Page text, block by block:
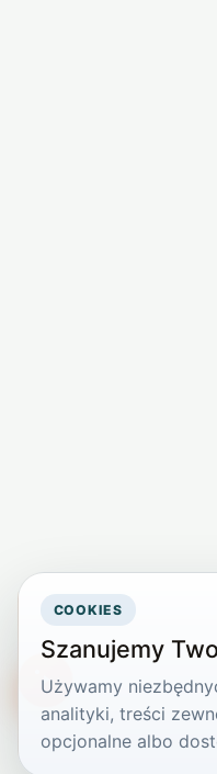
COOKIES
Szanujemy
Używamy
analityki, treści
opcjonalne albo
TikTokowa Jelonka